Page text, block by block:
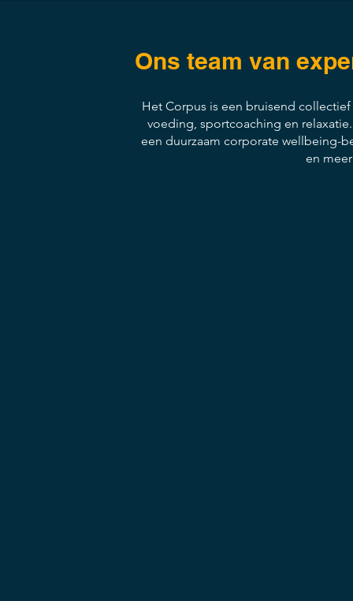
Ons team van
Het Corpus is een bruisend
voeding, sportcoaching en
een duurzaam corporate wellbeing-
en